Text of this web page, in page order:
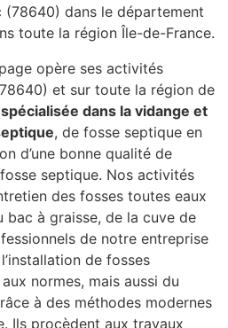
(78640) dans le département
toute la région Île-de-France.
opère ses activités
et sur toute la région de
spécialisée dans la vidange et
, de fosse septique en
d’une bonne qualité de
septique. Nos activités
des fosses toutes eaux
bac à graisse, de la cuve de
de notre entreprise
de fosses
normes, mais aussi du
à des méthodes modernes
Ils procèdent aux travaux